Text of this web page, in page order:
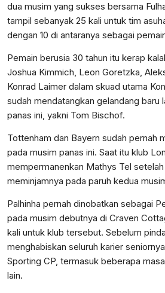
dua musim yang sukses bersama
tampil sebanyak 25 kali untuk tim
dengan 10 di antaranya sebagai
Pemain berusia 30 tahun itu kerap
Joshua Kimmich, Leon Goretzka,
Konrad Laimer dalam skuad utama
sudah mendatangkan gelandang baru
panas ini, yakni Tom Bischof.
​​​​​​​Tottenham dan Bayern sudah pernah
pada musim panas ini. Saat itu klub
mempermanenkan Mathys Tel
meminjamnya pada paruh kedua
​​​​​​​Palhinha pernah dinobatkan sebagai
pada musim debutnya di Craven
kali untuk klub tersebut. Sebelum
menghabiskan seluruh karier
Sporting CP, termasuk beberapa
lain.